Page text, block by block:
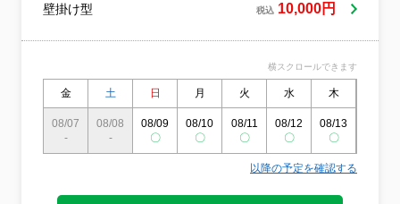
壁掛け型 税込 10,000円
横スクロールできます
金 土 日 月 火 水 木
08/07
-
08/08
-
08/09
〇
08/10
〇
08/11
〇
08/12
〇
08/13
〇
以降の予定を確認する